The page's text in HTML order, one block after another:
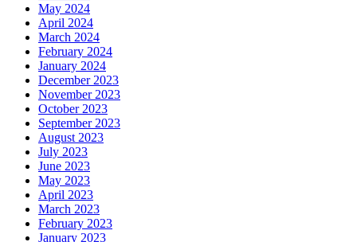
May 2024
April 2024
March 2024
February 2024
January 2024
December 2023
November 2023
October 2023
September 2023
August 2023
July 2023
June 2023
May 2023
April 2023
March 2023
February 2023
January 2023